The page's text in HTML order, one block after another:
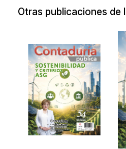
Otras publicaciones de
Revista de
Contaduría
Pública Agosto
2026.
Sostenibilidad y
criterios ASG.
2026